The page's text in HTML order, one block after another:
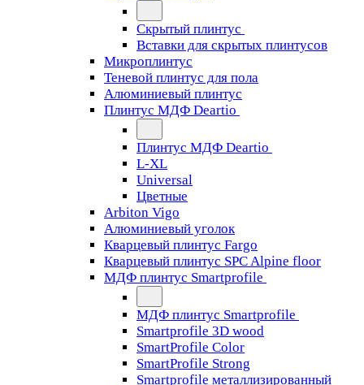
Скрытый плинтус
Вставки для скрытых плинтусов
Микроплинтус
Теневой плинтус для пола
Алюминиевый плинтус
Плинтус МДФ Deartio
Плинтус МДФ Deartio
L-XL
Universal
Цветные
Arbiton Vigo
Алюминиевый уголок
Кварцевый плинтус Fargo
Кварцевый плинтус SPC Alpine floor
МДФ плинтус Smartprofile
МДФ плинтус Smartprofile
Smartprofile 3D wood
SmartProfile Color
SmartProfile Strong
Smartprofile металлизированный